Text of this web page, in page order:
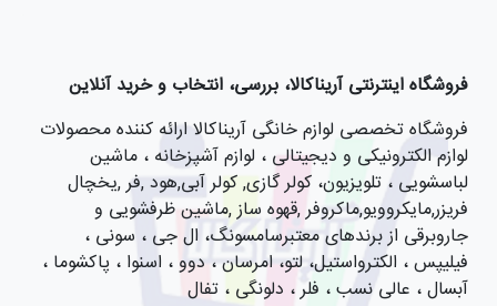
فروشگاه اینترنتی آریناکالا، بررسی، انتخاب و خرید آنلاین
فروشگاه تخصصی لوازم خانگی آریناکالا ارائه کننده محصولات
لوازم الکترونیکی و دیجیتالی ، لوازم آشپزخانه ، ماشین
لباسشویی ، تلویزیون، کولر گازی, کولر آبی,هود ,فر ,یخچال
فریزر,مایکروویو,ماکروفر ,قهوه ساز ,ماشین ظرفشویی و
جاروبرقی از برندهای معتبرسامسونگ، ال جی ، سونی ،
فیلیپس ، الکترواستیل، لتو، امرسان ، دوو ، اسنوا ، پاکشوما ،
آبسال ، عالی نسب ، فلر ، دلونگی ، تفال